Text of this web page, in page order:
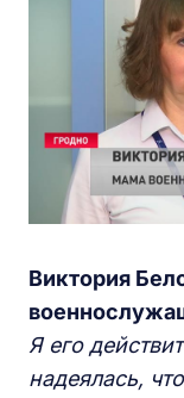
Виктория
Я его
надеялась,